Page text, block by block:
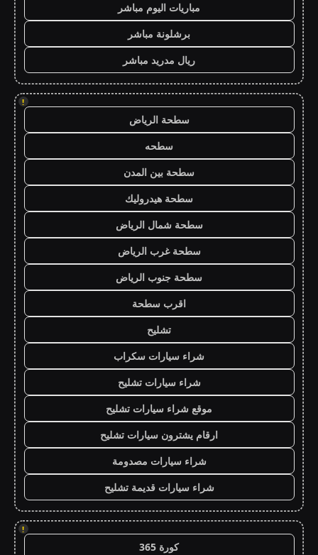
مباريات اليوم مباشر
برشلونة مباشر
ريال مدريد مباشر
!
سطحة الرياض
سطحه
سطحة بين المدن
سطحة هيدروليك
سطحة شمال الرياض
سطحة غرب الرياض
سطحة جنوب الرياض
اقرب سطحة
تشليح
شراء سيارات سكراب
شراء سيارات تشليح
موقع شراء سيارات تشليح
ارقام يشترون سيارات تشليح
شراء سيارات مصدومة
شراء سيارات قديمة تشليح
!
كورة 365